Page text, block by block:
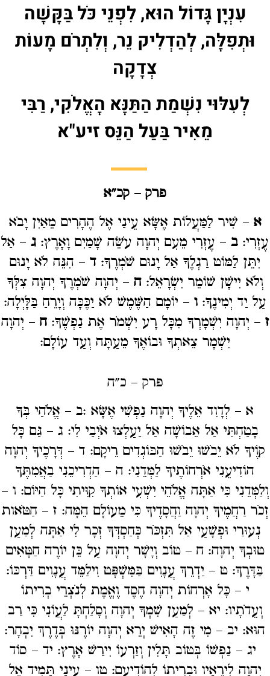
עִנְיָן גָּדוֹל הוּא, לִפְנֵי כֹּל בַּקָּשָׁה
וּתְפִלָּה, לְהַדְלִיק נֵר, וְלִתְרֹם מָעוֹת
צְדָקָה
לְעִלּוּי נִשְׁמַת הַתַּנָּא הָאֱלֹקִי, רַבִּי
מֵאִיר בַּעַל הַנֵּס זיע"א
פרק – קכ"א
א – שִׁיר לַמַּעֲלוֹת אֶשָּׂא עֵינַי אֶל הֶהָרִים מֵאַיִן יָבֹא
עֶזְרִי: ב – עֶזְרִי מֵעִם יְהוָה עֹשֵׂה שָׁמַיִם וָאָרֶץ: ג – אַל
יִתֵּן לַמּוֹט רַגְלֶךָ אַל יָנוּם שֹׁמְרֶךָ: ד – הִנֵּה לֹא יָנוּם
וְלֹא יִישָׁן שׁוֹמֵר יִשְׂרָאֵל:ה – יְהוָה שֹׁמְרֶךָ יְהוָה צִלְּךָ
עַל יַד יְמִינֶךָ:ו – יוֹמָם הַשֶּׁמֶשׁ לֹא יַכֶּכָּה וְיָרֵחַ בַּלָּיְלָה:
ז – יְהוָה יִשְׁמָרְךָ מִכָּל רָע יִשְׁמֹר אֶת נַפְשֶׁךָ:ח – יְהוָה
יִשְׁמָר צֵאתְךָ וּבוֹאֶךָ מֵעַתָּה וְעַד עוֹלָם:
פרק – כ"ה
א – לְדָוִד אֵלֶיךָ יְהוָה נַפְשִׁי אֶשָּׂא :ב – אֱלֹהַי בְּךָ
בָטַחְתִּי אַל אֵבוֹשָׁה אַל יַעַלְצוּ אֹיְבַי לִי: ג – גַּם כָּל
קוֶֹיךָ לֹא יֵבֹשׁוּ יֵבֹשׁוּ הַבּוֹגְדִים רֵיקָם: ד – דְּרָכֶיךָ יְהוָה
הוֹדִיעֵנִי אֹרְחוֹתֶיךָ לַמְּדֵנִי: ה – הַדְרִיכֵנִי בַאֲמִתֶּךָ
וְלַמְּדֵנִי כִּי אַתָּה אֱלֹהֵי יִשְׁעִי אוֹתְךָ קִוִּיתִי כָּל הַיּוֹם: ו –
זְכֹר רַחֲמֶיךָ יְהוָה וַחֲסָדֶיךָ כִּי מֵעוֹלָם הֵמָּה: ז – חַטֹּאות
נְעוּרַי וּפְשָׁעַי אַל תִּזְכֹּר כְּחַסְדְּךָ זְכָר לִי אַתָּה לְמַעַן
טוּבְךָ יְהוָה: ח – טוֹב וְיָשָׁר יְהוָה עַל כֵּן יוֹרֶה חַטָּאִים
בַּדָּרֶךְ: ט – יַדְרֵךְ עֲנָוִים בַּמִּשְׁפָּט וִילַמֵּד עֲנָוִים דַּרְכּוֹ:
י – כָּל אָרְחוֹת יְהוָה חֶסֶד וֶאֱמֶת לְנֹצְרֵי בְרִיתוֹ
וְעֵדֹתָיו: יא – לְמַעַן שִׁמְךָ יְהוָה וְסָלַחְתָּ לַעֲוֹנִי כִּי רַב
הוּא: יב – מִי זֶה הָאִישׁ יְרֵא יְהוָה יוֹרֶנּוּ בְּדֶרֶךְ יִבְחָר:
יג – נַפְשׁוֹ בְּטוֹב תָּלִין וְזַרְעוֹ יִירַשׁ אָרֶץ: יד – סוֹד
יְהוָה לִירֵאָיו וּבְרִיתוֹ לְהוֹדִיעָם: טו – עֵינַי תָּמִיד אֶל